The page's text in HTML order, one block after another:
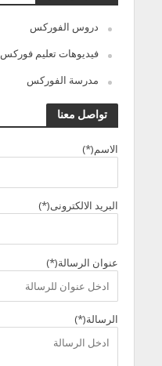
دروس الفوركس
فيديوهات تعليم فوركس
مدرسة الفوركس
تواصل معنا
الاسم(*)
البريد الالكترونى(*)
عنوان الرسالة(*)
الرسالة(*)